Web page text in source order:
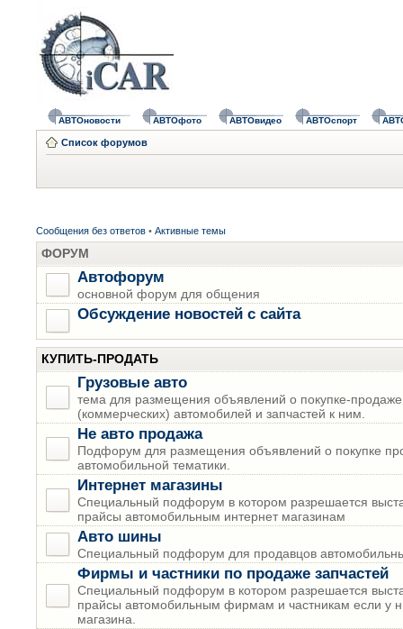
АВТОновости АВТОфото АВТОвидео АВТОспорт
Список форумов
Сообщения без ответов • Активные темы
ФОРУМ
Автофорум
основной форум для общения
Обсуждение новостей с сайта
КУПИТЬ-ПРОДАТЬ
Грузовые авто
тема для размещения объявлений о покупке-продаже
(коммерческих) автомобилей и запчастей к ним.
Не авто продажа
Подфорум для размещения объявлений о покупке
автомобильной тематики.
Интернет магазины
Специальный подфорум в котором разрешается
прайсы автомобильным интернет магазинам
Авто шины
Специальный подфорум для продавцов
Фирмы и частники по продаже запчастей
Специальный подфорум в котором разрешается
прайсы автомобильным фирмам и частникам если у
магазина.